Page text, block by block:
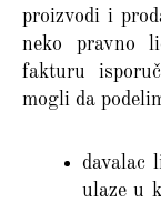
proizvodi i
neko pravno
fakturu
mogli da
davalac
ulaze u